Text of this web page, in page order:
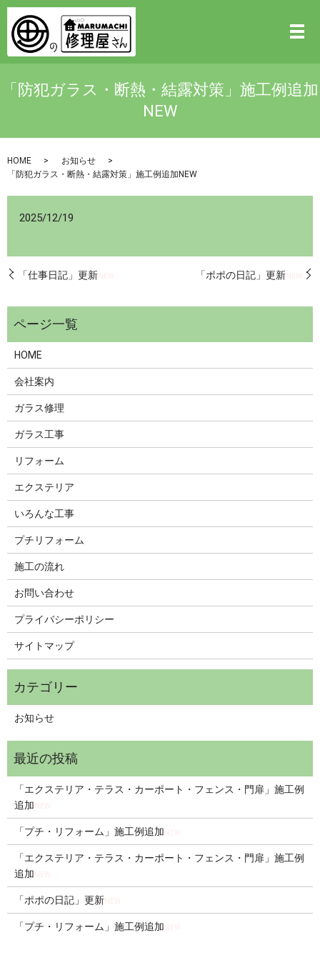
「防犯ガラス・断熱・結露対策」施工例追加
NEW
HOME
お知らせ
「防犯ガラス・断熱・結露対策」施工例追加NEW
2025/12/19
「仕事日記」更新 「ポポの日記」更新
HOME
会社案内
ガラス修理
ガラス工事
リフォーム
エクステリア
いろんな工事
プチリフォーム
施工の流れ
お問い合わせ
プライバシーポリシー
サイトマップ
お知らせ
「エクステリア・テラス・カーポート・フェンス・門扉」施工例
追加
「プチ・リフォーム」施工例追加
「エクステリア・テラス・カーポート・フェンス・門扉」施工例
追加
「ポポの日記」更新NEW
「プチ・リフォーム」施工例追加